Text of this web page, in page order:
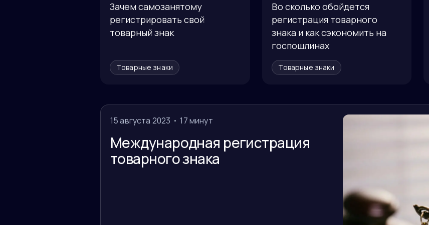
Зачем самозанятому
регистрировать свой
товарный знак
Товарные знаки
Во сколько обойдется
регистрация товарного
знака и как сэкономить на
госпошлинах
Товарные знаки
15 августа 2023 17 минут
Международная регистрация
товарного знака